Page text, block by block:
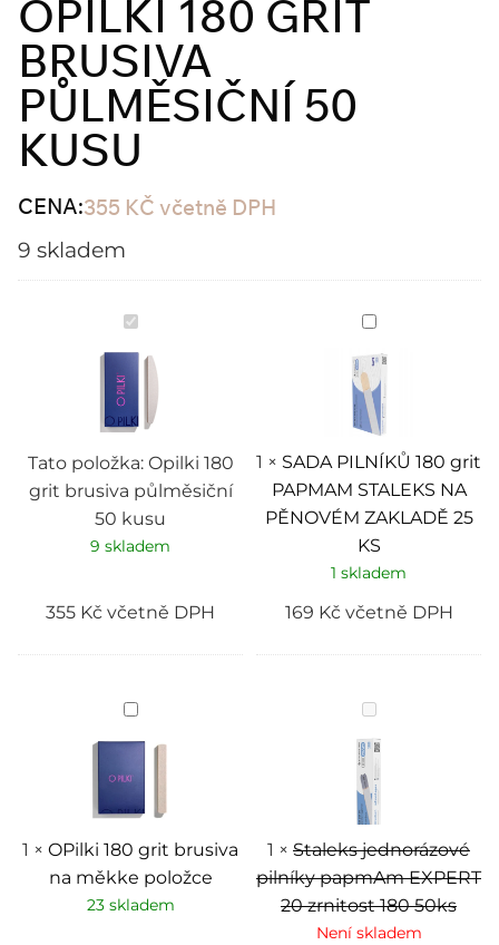
OPILKI 180 GRIT
BRUSIVA
PŮLMĚSIČNÍ 50
KUSU
CENA:355 KČ včetně DPH
9 skladem
Opilki
180
grit
brusiva
půlměsiční
50
kusu
Tato položka: Opilki 180
grit brusiva půlměsiční
50 kusu
9 skladem
355 Kč včetně DPH
SADA
PILNÍKŮ
180
grit
PAPMAM
STALEKS
NA
PĚNOVÉM
ZAKLADĚ
25
KS
1 × SADA PILNÍKŮ 180 grit
PAPMAM STALEKS NA
PĚNOVÉM ZAKLADĚ 25
KS
1 skladem
169 Kč včetně DPH
OPilki
180
grit
na
měkke
položce
1 × OPilki 180 grit brusiva
na měkke položce
23 skladem
Staleks
jednorázové
pilníky
papmAm
EXPERT
20
zrnitost
180
50ks
1 × Staleks jednorázové
pilníky papmAm EXPERT
20 zrnitost 180 50ks
Není skladem